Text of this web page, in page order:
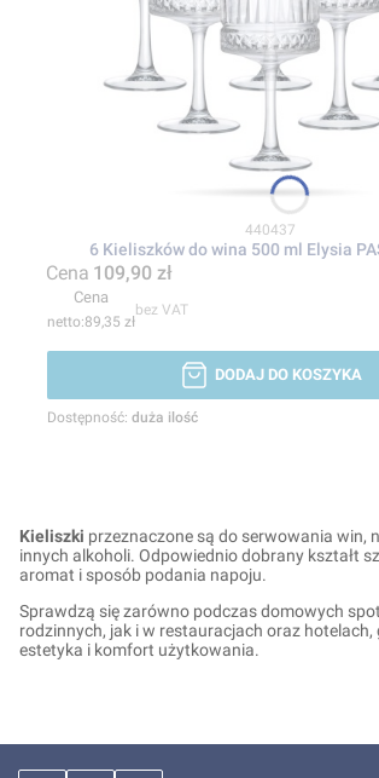
Kod produktu
440437
6 Kieliszków do wina 500 ml Elysia
Cena 109,90 zł
Cena
89,35 zł
bez VAT
DODAJ DO KOSZYKA
Dostępność: duża ilość
Kieliszki przeznaczone są do serwowania win,
innych alkoholi. Odpowiednio dobrany kształt
aromat i sposób podania napoju.
Sprawdzą się zarówno podczas domowych
rodzinnych, jak i w restauracjach oraz hotelach,
estetyka i komfort użytkowania.